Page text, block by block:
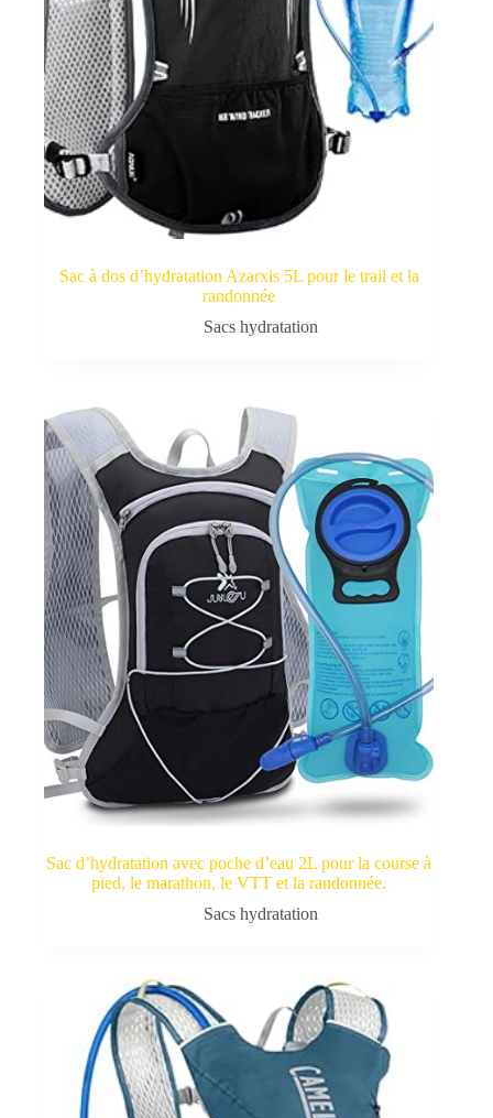
Sac à dos d’hydratation Azarxis 5L pour le trail et la
randonnée
Sacs hydratation
Sac d’hydratation avec poche d’eau 2L pour la course à
pied, le marathon, le VTT et la randonnée.
Sacs hydratation